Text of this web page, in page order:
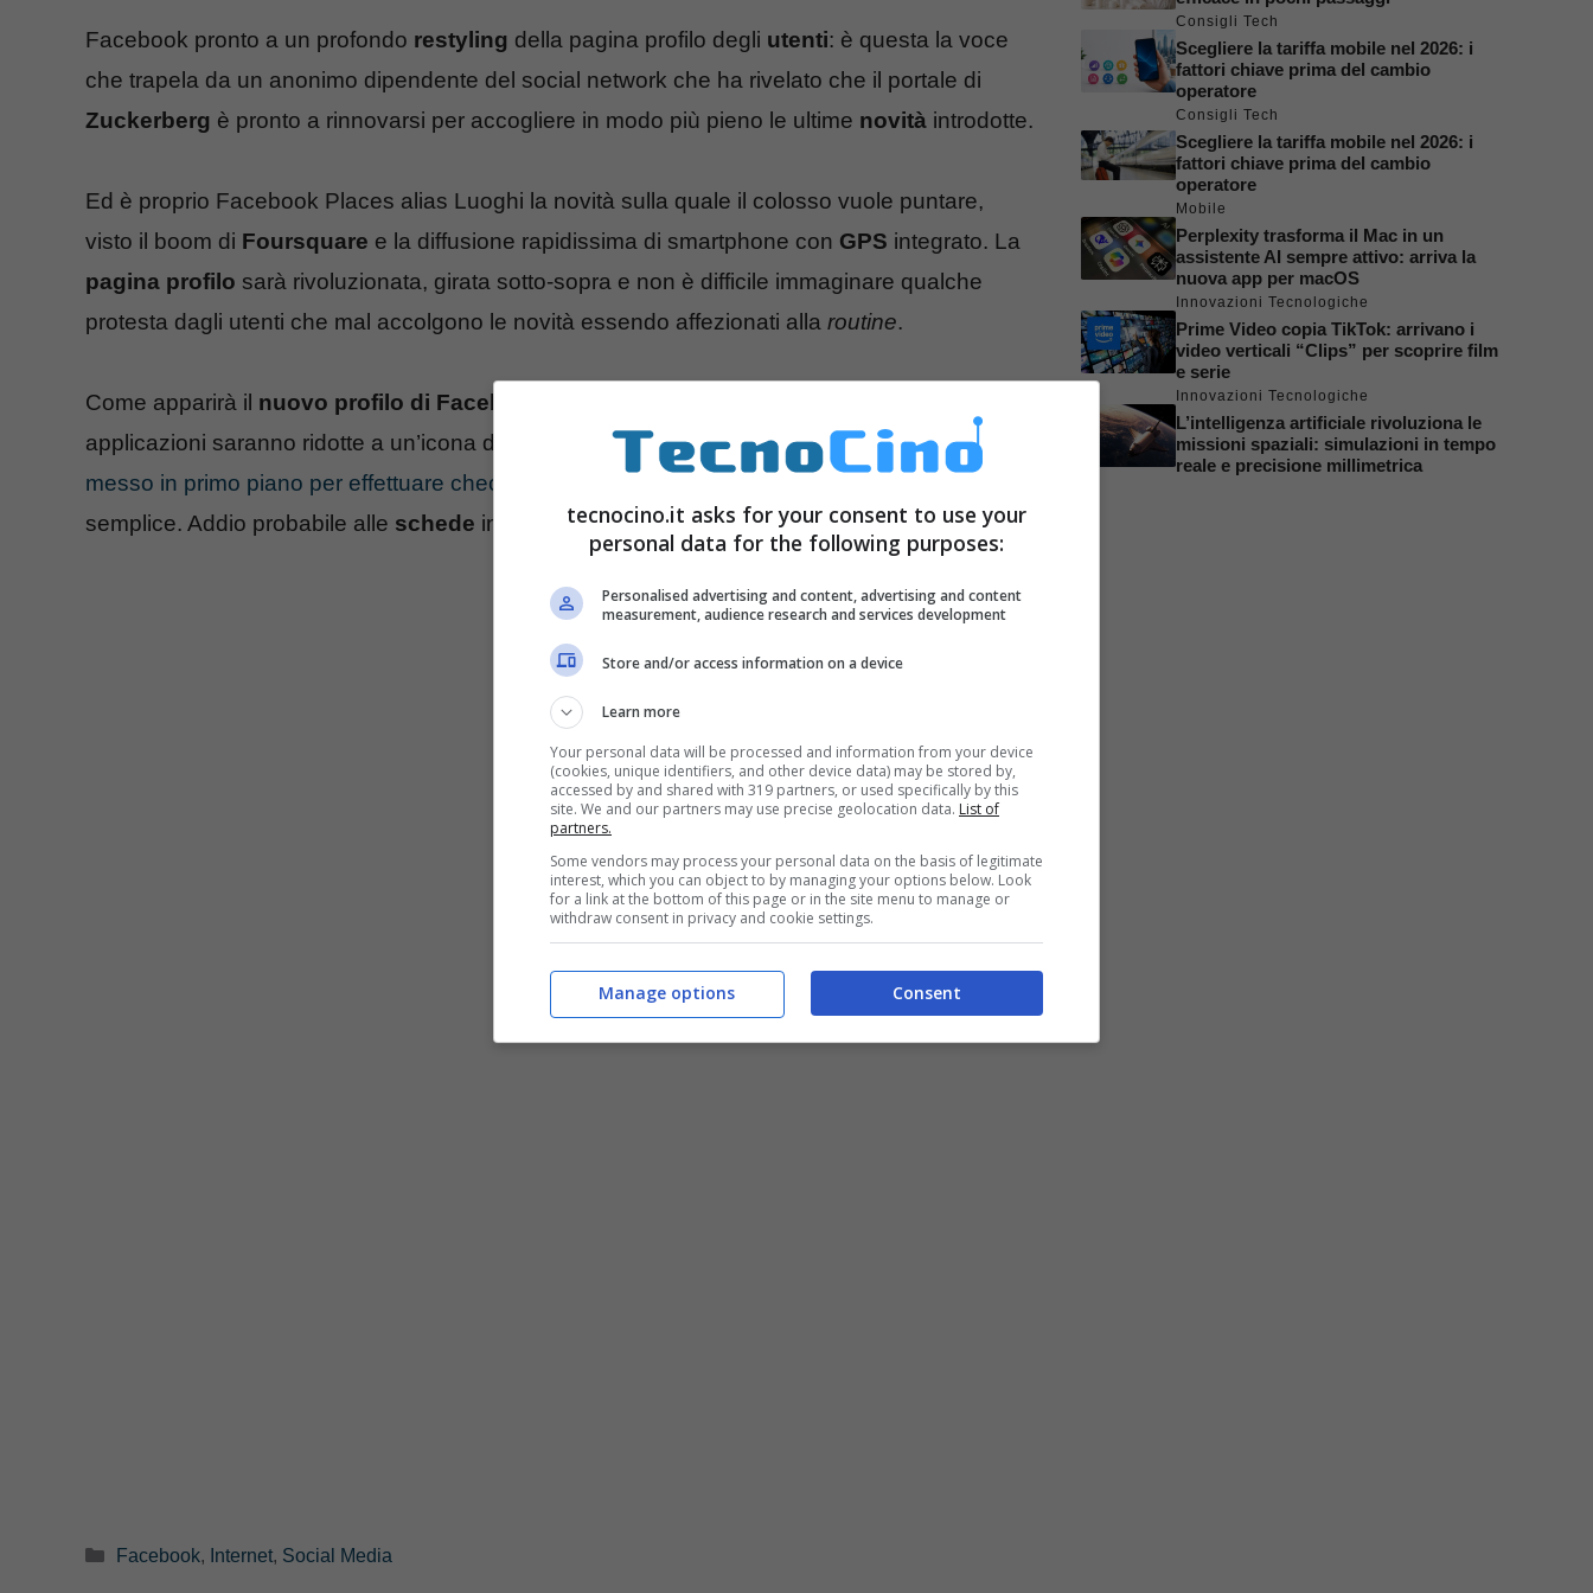
Facebook pronto a un profondo restyling della pagina profilo degli utenti: è questa la voce
che trapela da un anonimo dipendente del social network che ha rivelato che il portale di
Zuckerberg è pronto a rinnovarsi per accogliere in modo più pieno le ultime novità introdotte.
Ed è proprio Facebook Places alias Luoghi la novità sulla quale il colosso vuole puntare,
visto il boom di Foursquare e la diffusione rapidissima di smartphone con GPS integrato. La
pagina profilo sarà rivoluzionata, girata sotto-sopra e non è difficile immaginare qualche
protesta dagli utenti che mal accolgono le novità essendo affezionati alla routine.
Come apparirà il nuovo profilo di Facebook
applicazioni saranno ridotte a un’icona di piccola dimensione accessibile in alto. Places sarà
messo in primo piano per effettuare check-in
semplice. Addio probabile alle schede in alto, ne sapremo di più a brevissimo.
Categorie
Facebook, Internet, Social Media
Consigli Tech
Scegliere la tariffa mobile nel 2026: i
fattori chiave prima del cambio
operatore
Consigli Tech
Scegliere la tariffa mobile nel 2026: i
fattori chiave prima del cambio
operatore
Mobile
Perplexity trasforma il Mac in un
assistente AI sempre attivo: arriva la
nuova app per macOS
Innovazioni Tecnologiche
Prime Video copia TikTok: arrivano i
video verticali “Clips” per scoprire film
e serie
Innovazioni Tecnologiche
L’intelligenza artificiale rivoluziona le
missioni spaziali: simulazioni in tempo
reale e precisione millimetrica
tecnocino.it asks for your consent to use your
personal data for the following purposes:
Personalised advertising and content, advertising and content
measurement, audience research and services development
Store and/or access information on a device
Learn more
Your personal data will be processed and information from your device
(cookies, unique identifiers, and other device data) may be stored by,
accessed by and shared with 319 partners, or used specifically by this
site. We and our partners may use precise geolocation data. List of
partners.
Some vendors may process your personal data on the basis of legitimate
interest, which you can object to by managing your options below. Look
for a link at the bottom of this page or in the site menu to manage or
withdraw consent in privacy and cookie settings.
Consent
Manage options